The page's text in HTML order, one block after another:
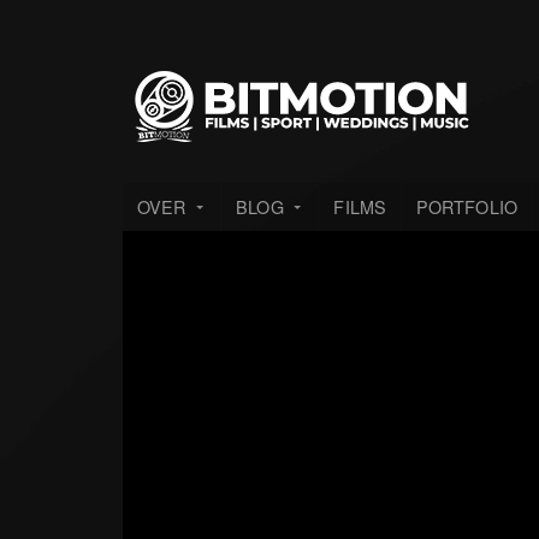
OVER BLOG FILMS PORTFOLIO